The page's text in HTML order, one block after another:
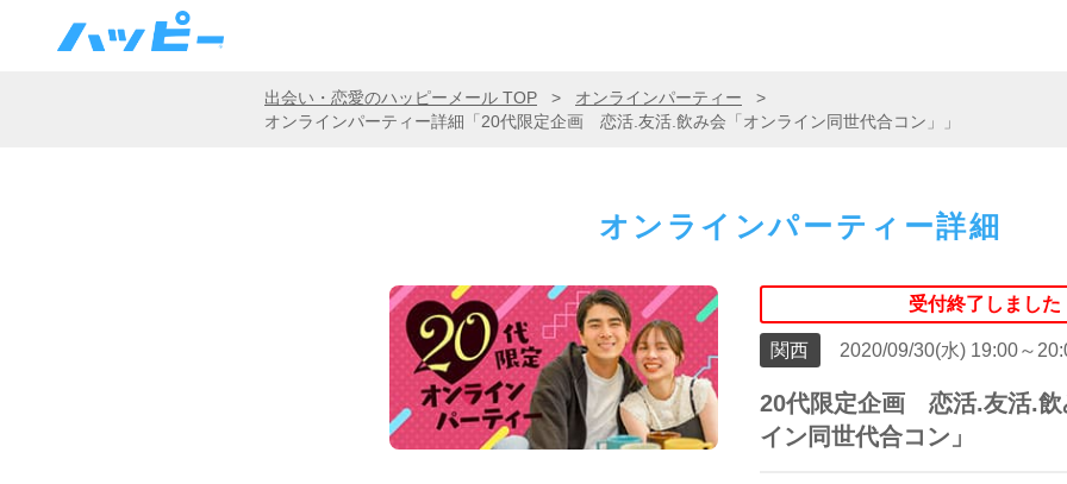
出会い・恋愛のハッピーメール TOP > オンラインパーティー
>
オンラインパーティー詳細「20代限定企画 恋活.友活.飲み会「オンライン同世代合コン」」
オンラインパーティー詳細
受付終了しました
関西 2020/09/30(水) 19:00～
20代限定企画 恋活.友活.飲
イン同世代合コン」